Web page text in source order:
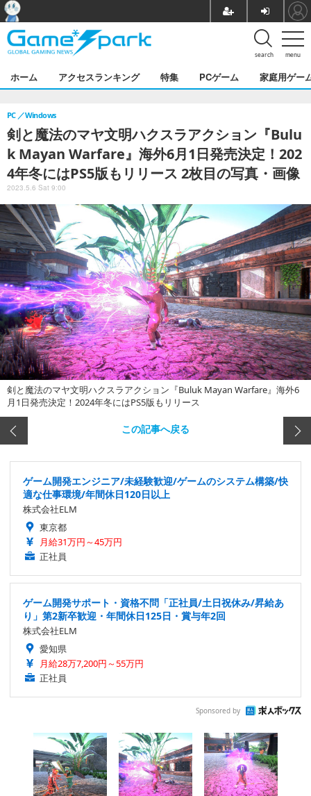
menu
search
ホーム アクセスランキング 特集 PCゲーム 家庭用ゲー
剣と魔法のマヤ文明ハクスラアクション『Bulu
k Mayan Warfare』海外6月1日発売決定！202
4年冬にはPS5版もリリース 2枚目の写真・画像
PC Windows
2023.5.6 Sat 9:00
剣と魔法のマヤ文明ハクスラアクション『Buluk Mayan Warfare』海外6
月1日発売決定！2024年冬にはPS5版もリリース
この記事へ戻る
ゲーム開発エンジニア/未経験歓迎/ゲームのシステム構築/快
適な仕事環境/年間休日120日以上
株式会社ELM
東京都
月給31万円～45万円
正社員
ゲーム開発サポート・資格不問「正社員/土日祝休み/昇給あ
り」第2新卒歓迎・年間休日125日・賞与年2回
株式会社ELM
愛知県
月給28万7,200円～55万円
正社員
Sponsored by